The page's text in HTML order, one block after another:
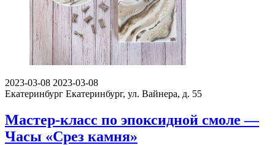
2023-03-08 2023-03-08
Екатеринбург Екатеринбург, ул. Вайнера, д. 55
Мастер-класс по эпоксидной смоле —
Часы «Срез камня»